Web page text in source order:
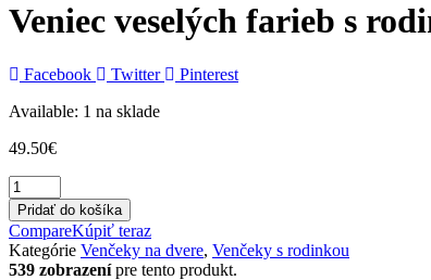
Veniec veselých farieb s
Facebook Twitter
Pinterest
Available: 1 na sklade
49.50€
Pridať do košíka
CompareKúpiť teraz
Kategórie Venčeky na dvere, Venčeky s rodinkou
539 zobrazenípre tento produkt.